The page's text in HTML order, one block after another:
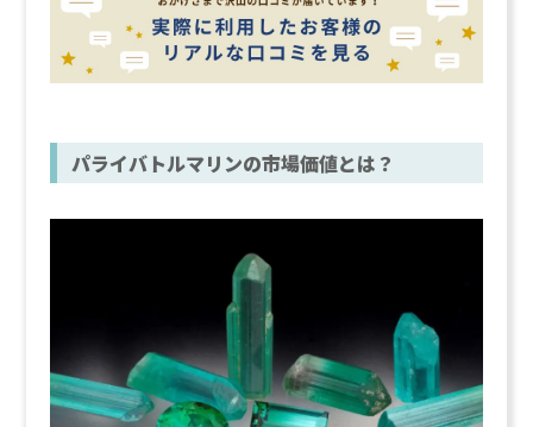
パライバトルマリンの市場価値とは？